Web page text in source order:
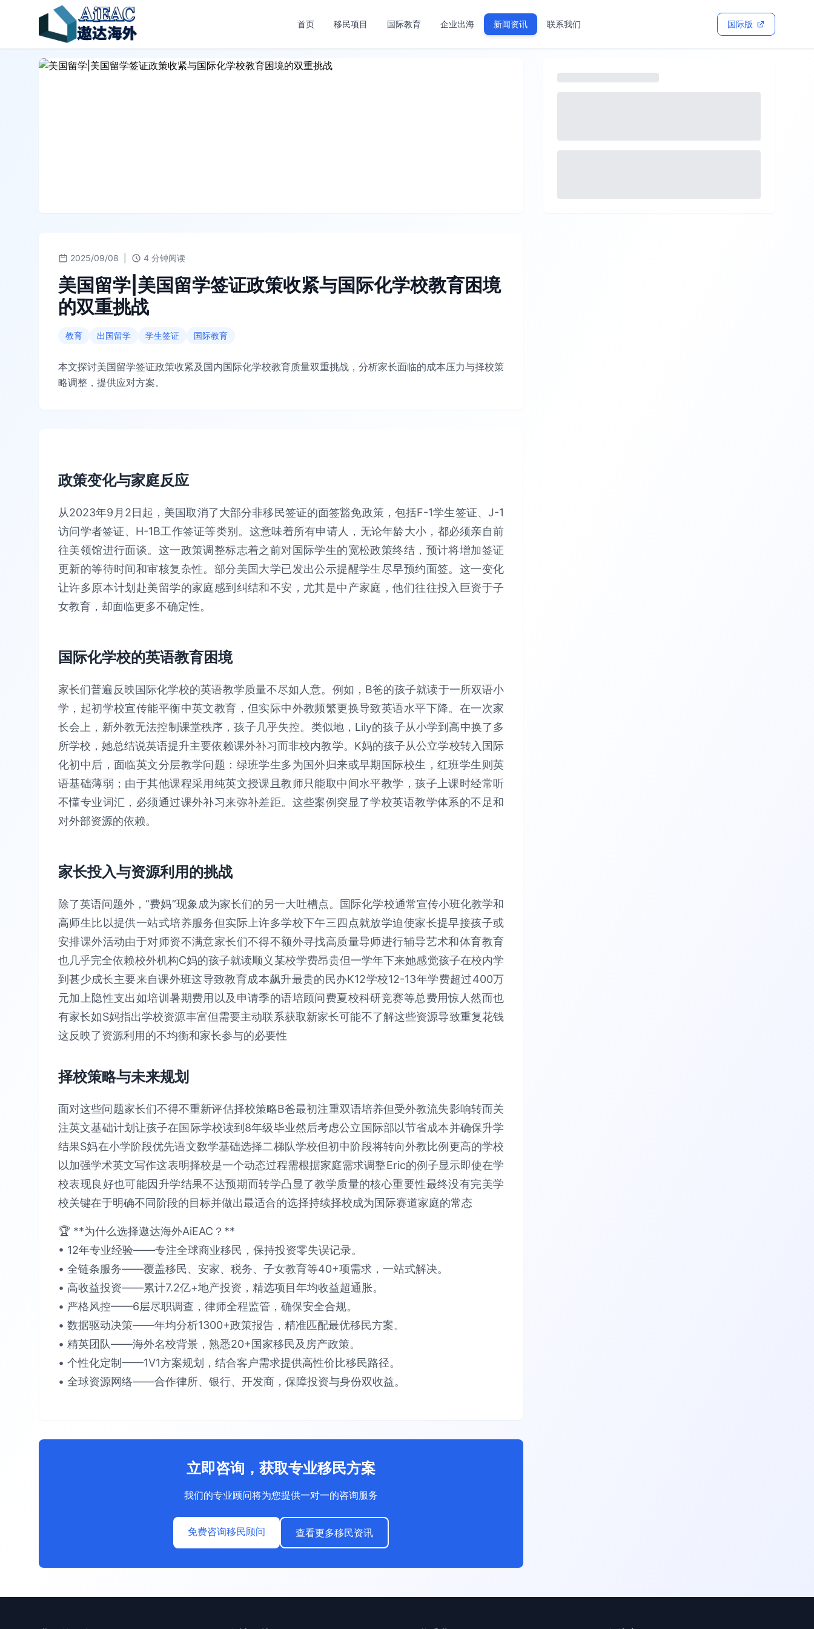
首页 移民项目 国际教育 企业出海 新闻资讯 联系我们 国际版
2025/09/08 4 分钟阅读
美国留学|美国留学签证政策收紧与国际化学校教育困境
的双重挑战
教育 出国留学 学生签证 国际教育
本文探讨美国留学签证政策收紧及国内国际化学校教育质量双重挑战，分析家长面临的成本压力与择校策
略调整，提供应对方案。
政策变化与家庭反应
从2023年9月2日起，美国取消了大部分非移民签证的面签豁免政策，包括F-1学生签证、J-1
访问学者签证、H-1B工作签证等类别。这意味着所有申请人，无论年龄大小，都必须亲自前
往美领馆进行面谈。这一政策调整标志着之前对国际学生的宽松政策终结，预计将增加签证
更新的等待时间和审核复杂性。部分美国大学已发出公示提醒学生尽早预约面签。这一变化
让许多原本计划赴美留学的家庭感到纠结和不安，尤其是中产家庭，他们往往投入巨资于子
女教育，却面临更多不确定性。
国际化学校的英语教育困境
家长们普遍反映国际化学校的英语教学质量不尽如人意。例如，B爸的孩子就读于一所双语小
学，起初学校宣传能平衡中英文教育，但实际中外教频繁更换导致英语水平下降。在一次家
长会上，新外教无法控制课堂秩序，孩子几乎失控。类似地，Lily的孩子从小学到高中换了多
所学校，她总结说英语提升主要依赖课外补习而非校内教学。K妈的孩子从公立学校转入国际
化初中后，面临英文分层教学问题：绿班学生多为国外归来或早期国际校生，红班学生则英
语基础薄弱；由于其他课程采用纯英文授课且教师只能取中间水平教学，孩子上课时经常听
不懂专业词汇，必须通过课外补习来弥补差距。这些案例突显了学校英语教学体系的不足和
对外部资源的依赖。
家长投入与资源利用的挑战
除了英语问题外，“费妈”现象成为家长们的另一大吐槽点。国际化学校通常宣传小班化教学和
高师生比以提供一站式培养服务但实际上许多学校下午三四点就放学迫使家长提早接孩子或
安排课外活动由于对师资不满意家长们不得不额外寻找高质量导师进行辅导艺术和体育教育
也几乎完全依赖校外机构C妈的孩子就读顺义某校学费昂贵但一学年下来她感觉孩子在校内学
到甚少成长主要来自课外班这导致教育成本飙升最贵的民办K12学校12-13年学费超过400万
元加上隐性支出如培训暑期费用以及申请季的语培顾问费夏校科研竞赛等总费用惊人然而也
有家长如S妈指出学校资源丰富但需要主动联系获取新家长可能不了解这些资源导致重复花钱
这反映了资源利用的不均衡和家长参与的必要性
择校策略与未来规划
面对这些问题家长们不得不重新评估择校策略B爸最初注重双语培养但受外教流失影响转而关
注英文基础计划让孩子在国际学校读到8年级毕业然后考虑公立国际部以节省成本并确保升学
结果S妈在小学阶段优先语文数学基础选择二梯队学校但初中阶段将转向外教比例更高的学校
以加强学术英文写作这表明择校是一个动态过程需根据家庭需求调整Eric的例子显示即使在学
校表现良好也可能因升学结果不达预期而转学凸显了教学质量的核心重要性最终没有完美学
校关键在于明确不同阶段的目标并做出最适合的选择持续择校成为国际赛道家庭的常态
🏆 **为什么选择遨达海外AiEAC？**​​
• 12年专业经验​​——专注全球商业移民，保持​​投资零失误​​记录。
• 全链条服务​​——覆盖移民、安家、税务、子女教育等40+项需求，​​一站式解决​​。​​
• 高收益投资​​——累计​​7.2亿+​​地产投资，精选项目​​年均收益超通胀​​。​​
• 严格风控​​——6层尽职调查，律师全程监管，确保​​安全合规​​。​​
• 数据驱动决策​​——年均分析​​1300+政策报告​​，精准匹配最优移民方案。​​
• 精英团队​​——海外名校背景，熟悉​​20+国家​​移民及房产政策。​​
• 个性化定制​​——1V1方案规划，结合客户需求提供​​高性价比​​移民路径。​​
• 全球资源网络​​——合作律所、银行、开发商，保障​​投资与身份双收益​​。
立即咨询，获取专业移民方案
我们的专业顾问将为您提供一对一的咨询服务
免费咨询移民顾问 查看更多移民资讯